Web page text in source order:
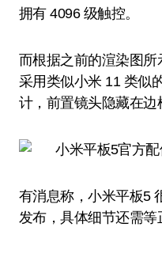
拥有 4096 级触控。
而根据之前的渲染图
采用类似小米 11 类似
计，前置镜头隐藏在边
有消息称，小米平板5
发布，具体细节还需等